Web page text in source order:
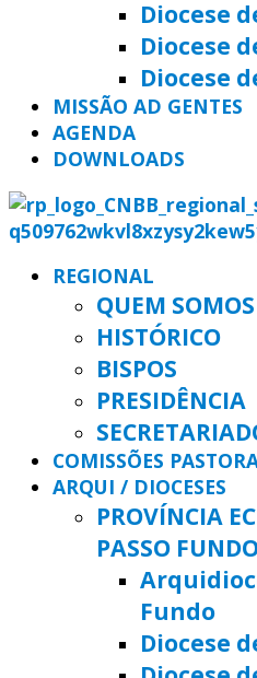
Diocese
Diocese
Diocese
MISSÃO AD GENTES
AGENDA
DOWNLOADS
REGIONAL
QUEM SOMOS
HISTÓRICO
BISPOS
PRESIDÊNCIA
COMISSÕES
ARQUI / DIOCESES
PROVÍNCIA
PASSO
Fundo
Diocese